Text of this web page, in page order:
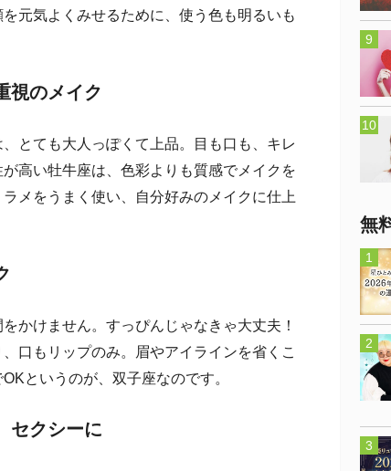
元気よくみせるために、使う色も明るいも
のメイク
とても大人っぽくて上品。目も口も、キレ
高い牡牛座は、色彩よりも質感でメイクを
メをうまく使い、自分好みのメイクに仕上
かけません。すっぴんじゃなきゃ大丈夫！
口もリップのみ。眉やアイラインを省くこ
というのが、双子座なのです。
セクシーに
無